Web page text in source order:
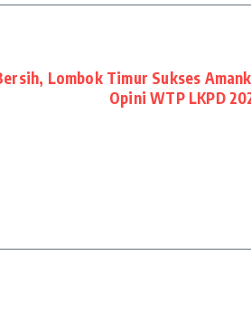
Lombok Timur Sukses
Opini WTP LKPD